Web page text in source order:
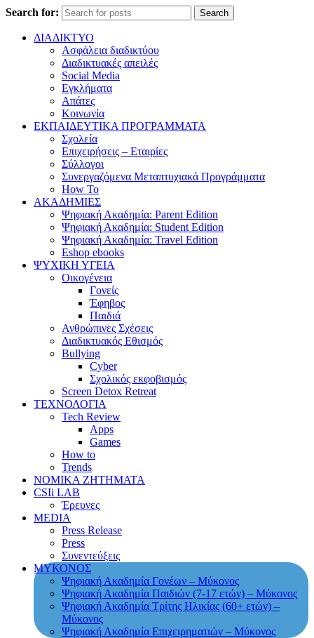
Search for: Search
ΔΙΑΔΙΚΤΥΟ
Ασφάλεια διαδικτύου
Διαδικτυακές απειλές
Social Media
Εγκλήματα
Απάτες
Κοινωνία
ΕΚΠΑΙΔΕΥΤΙΚΑ ΠΡΟΓΡΑΜΜΑΤΑ
Σχολεία
Επιχειρήσεις – Εταιρίες
Σύλλογοι
Συνεργαζόμενα Μεταπτυχιακά Προγράμματα
How To
ΑΚΑΔΗΜΙΕΣ
Ψηφιακή Ακαδημία: Parent Edition
Ψηφιακή Ακαδημία: Student Edition
Ψηφιακή Ακαδημία: Travel Edition
Eshop ebooks
ΨΥΧΙΚΗ ΥΓΕΙΑ
Οικογένεια
Γονείς
Έφηβος
Παιδιά
Ανθρώπινες Σχέσεις
Διαδικτυακός Εθισμός
Bullying
Cyber
Σχολικός εκφοβισμός
Screen Detox Retreat
ΤΕΧΝΟΛΟΓΙΑ
Tech Review
Apps
Games
How to
Trends
ΝΟΜΙΚΑ ΖΗΤΗΜΑΤΑ
CSIi LAB
Έρευνες
MEDIA
Press Release
Press
Συνεντεύξεις
ΜΥΚΟΝΟΣ
Ψηφιακή Ακαδημία Γονέων – Μύκονος
Ψηφιακή Ακαδημία Παιδιών (7-17 ετών) – Μύκονος
Ψηφιακή Ακαδημία Τρίτης Ηλικίας (60+ ετών) –
Μύκονος
Ψηφιακή Ακαδημία Επιχειρηματιών – Μύκονος